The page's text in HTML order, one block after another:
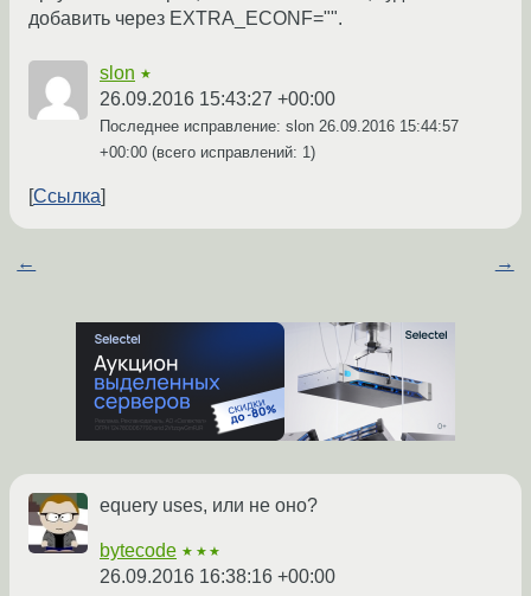
добавить через EXTRA_ECONF="".
slon ★
26.09.2016 15:43:27 +00:00
Последнее исправление: slon 26.09.2016 15:44:57
+00:00 (всего исправлений: 1)
Ссылка
← →
equery uses, или не оно?
bytecode ★★★
26.09.2016 16:38:16 +00:00